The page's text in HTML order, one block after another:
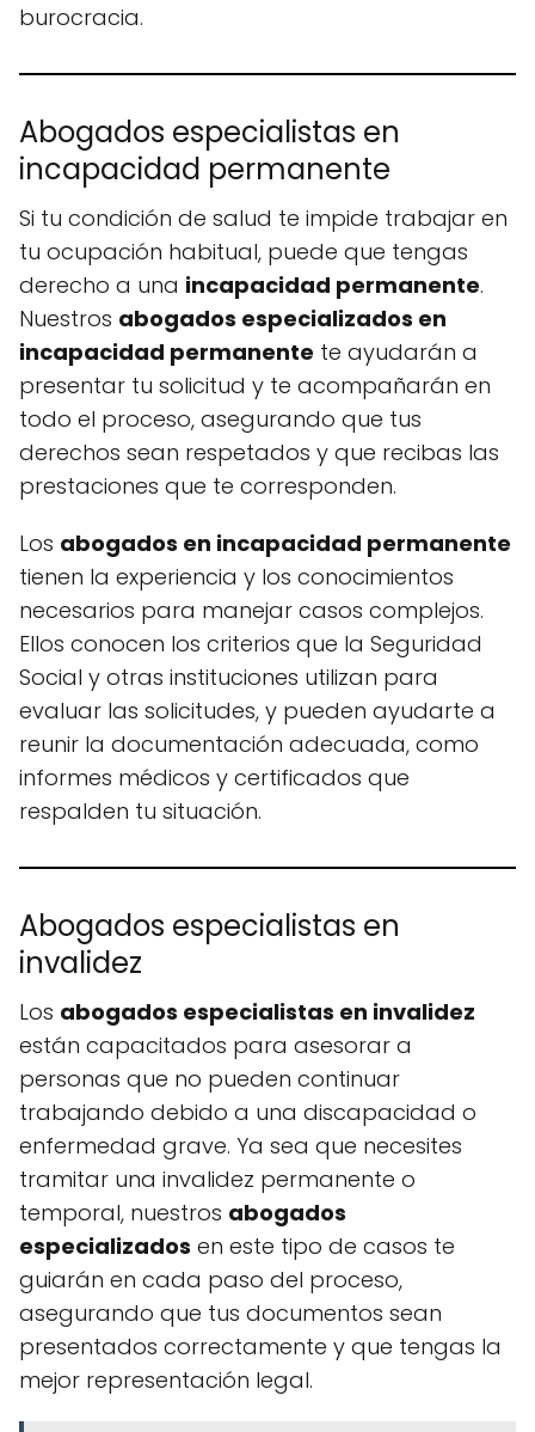
burocracia.
Abogados especialistas en
incapacidad permanente
Si tu condición de salud te impide trabajar en
tu ocupación habitual, puede que tengas
derecho a una incapacidad permanente.
Nuestros abogados especializados en
incapacidad permanente te ayudarán a
presentar tu solicitud y te acompañarán en
todo el proceso, asegurando que tus
derechos sean respetados y que recibas las
prestaciones que te corresponden.
Los abogados en incapacidad permanente
tienen la experiencia y los conocimientos
necesarios para manejar casos complejos.
Ellos conocen los criterios que la Seguridad
Social y otras instituciones utilizan para
evaluar las solicitudes, y pueden ayudarte a
reunir la documentación adecuada, como
informes médicos y certificados que
respalden tu situación.
Abogados especialistas en
invalidez
Los abogados especialistas en invalidez
están capacitados para asesorar a
personas que no pueden continuar
trabajando debido a una discapacidad o
enfermedad grave. Ya sea que necesites
tramitar una invalidez permanente o
temporal, nuestros abogados
especializados en este tipo de casos te
guiarán en cada paso del proceso,
asegurando que tus documentos sean
presentados correctamente y que tengas la
mejor representación legal.